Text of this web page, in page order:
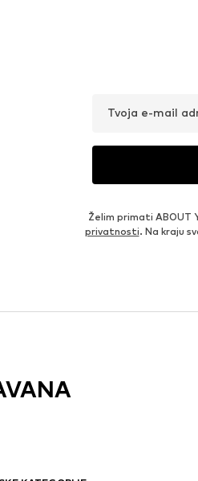
Tvoja e-mail
Želim primati ABOUT
privatnosti. Na kraju